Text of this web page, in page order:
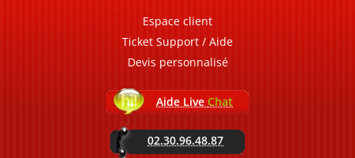
Espace client
Ticket Support / Aide
Devis personnalisé
Aide Live Chat
02.30.96.48.87